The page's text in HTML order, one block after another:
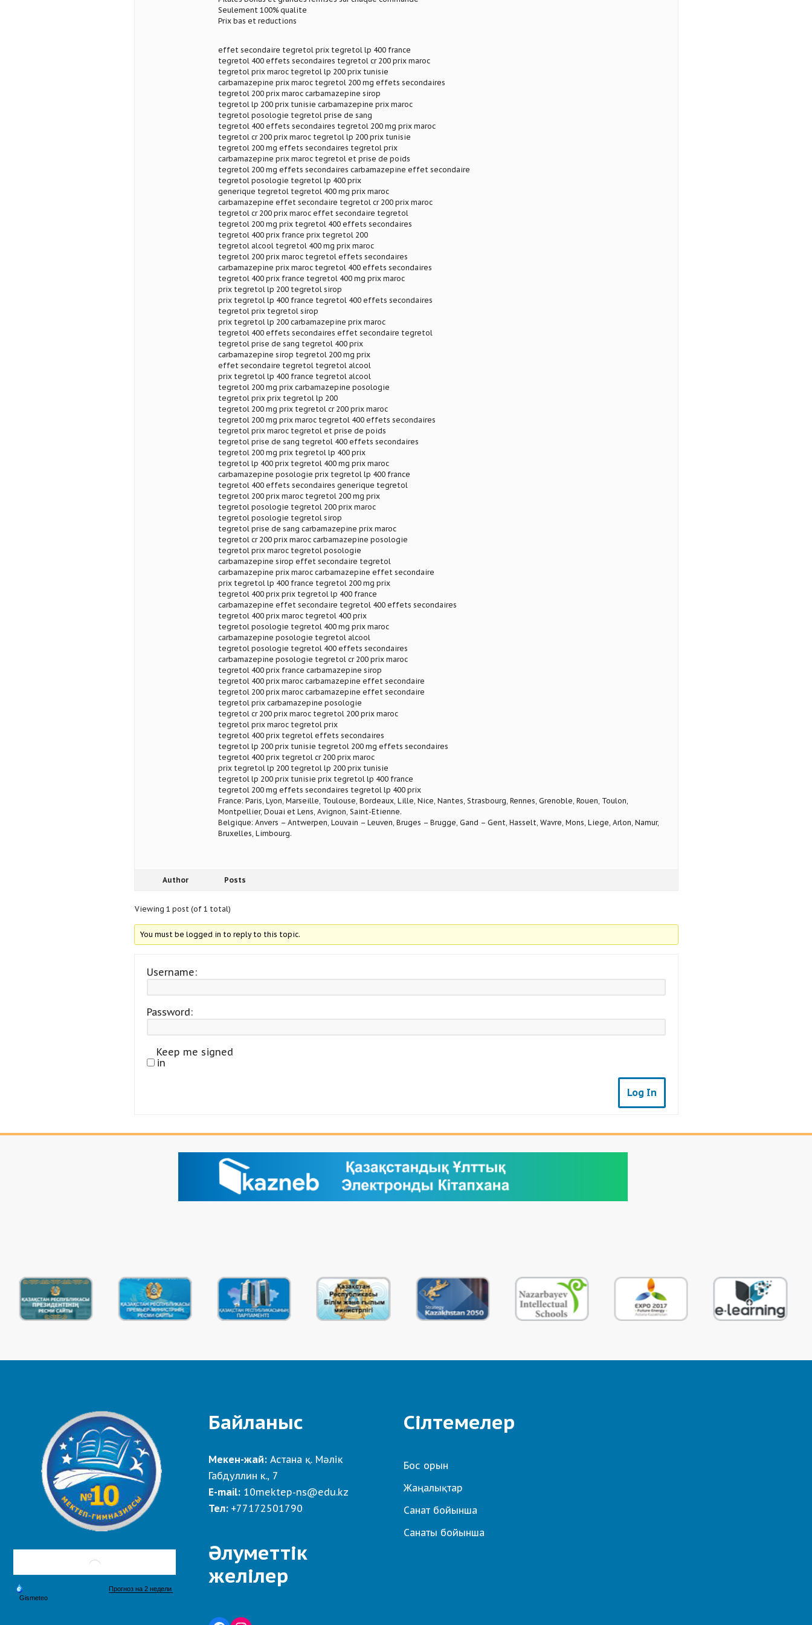
Seulement 100% qualite
Prix bas et reductions
effet secondaire tegretol prix tegretol lp 400 france
tegretol 400 effets secondaires tegretol cr 200 prix maroc
tegretol prix maroc tegretol lp 200 prix tunisie
carbamazepine prix maroc tegretol 200 mg effets secondaires
tegretol 200 prix maroc carbamazepine sirop
tegretol lp 200 prix tunisie carbamazepine prix maroc
tegretol posologie tegretol prise de sang
tegretol 400 effets secondaires tegretol 200 mg prix maroc
tegretol cr 200 prix maroc tegretol lp 200 prix tunisie
tegretol 200 mg effets secondaires tegretol prix
carbamazepine prix maroc tegretol et prise de poids
tegretol 200 mg effets secondaires carbamazepine effet secondaire
tegretol posologie tegretol lp 400 prix
generique tegretol tegretol 400 mg prix maroc
carbamazepine effet secondaire tegretol cr 200 prix maroc
tegretol cr 200 prix maroc effet secondaire tegretol
tegretol 200 mg prix tegretol 400 effets secondaires
tegretol 400 prix france prix tegretol 200
tegretol alcool tegretol 400 mg prix maroc
tegretol 200 prix maroc tegretol effets secondaires
carbamazepine prix maroc tegretol 400 effets secondaires
tegretol 400 prix france tegretol 400 mg prix maroc
prix tegretol lp 200 tegretol sirop
prix tegretol lp 400 france tegretol 400 effets secondaires
tegretol prix tegretol sirop
prix tegretol lp 200 carbamazepine prix maroc
tegretol 400 effets secondaires effet secondaire tegretol
tegretol prise de sang tegretol 400 prix
carbamazepine sirop tegretol 200 mg prix
effet secondaire tegretol tegretol alcool
prix tegretol lp 400 france tegretol alcool
tegretol 200 mg prix carbamazepine posologie
tegretol prix prix tegretol lp 200
tegretol 200 mg prix tegretol cr 200 prix maroc
tegretol 200 mg prix maroc tegretol 400 effets secondaires
tegretol prix maroc tegretol et prise de poids
tegretol prise de sang tegretol 400 effets secondaires
tegretol 200 mg prix tegretol lp 400 prix
tegretol lp 400 prix tegretol 400 mg prix maroc
carbamazepine posologie prix tegretol lp 400 france
tegretol 400 effets secondaires generique tegretol
tegretol 200 prix maroc tegretol 200 mg prix
tegretol posologie tegretol 200 prix maroc
tegretol posologie tegretol sirop
tegretol prise de sang carbamazepine prix maroc
tegretol cr 200 prix maroc carbamazepine posologie
tegretol prix maroc tegretol posologie
carbamazepine sirop effet secondaire tegretol
carbamazepine prix maroc carbamazepine effet secondaire
prix tegretol lp 400 france tegretol 200 mg prix
tegretol 400 prix prix tegretol lp 400 france
carbamazepine effet secondaire tegretol 400 effets secondaires
tegretol 400 prix maroc tegretol 400 prix
tegretol posologie tegretol 400 mg prix maroc
carbamazepine posologie tegretol alcool
tegretol posologie tegretol 400 effets secondaires
carbamazepine posologie tegretol cr 200 prix maroc
tegretol 400 prix france carbamazepine sirop
tegretol 400 prix maroc carbamazepine effet secondaire
tegretol 200 prix maroc carbamazepine effet secondaire
tegretol prix carbamazepine posologie
tegretol cr 200 prix maroc tegretol 200 prix maroc
tegretol prix maroc tegretol prix
tegretol 400 prix tegretol effets secondaires
tegretol lp 200 prix tunisie tegretol 200 mg effets secondaires
tegretol 400 prix tegretol cr 200 prix maroc
prix tegretol lp 200 tegretol lp 200 prix tunisie
tegretol lp 200 prix tunisie prix tegretol lp 400 france
tegretol 200 mg effets secondaires tegretol lp 400 prix
France: Paris, Lyon, Marseille, Toulouse, Bordeaux, Lille, Nice, Nantes, Strasbourg, Rennes, Grenoble, Rouen, Toulon,
Montpellier, Douai et Lens, Avignon, Saint-Etienne.
Belgique: Anvers – Antwerpen, Louvain – Leuven, Bruges – Brugge, Gand – Gent, Hasselt, Wavre, Mons, Liege, Arlon, Namur,
Bruxelles, Limbourg.
Author Posts
Viewing 1 post (of 1 total)
You must be logged in to reply to this topic.
Username:
Password:
Keep me signed
in
Log In
Байланыс
Мекен-жай: Астана қ. Мәлік
Габдуллин к., 7
E-mail: 10mektep-ns@edu.kz
Тел: +77172501790
Әлуметтік
желілер
Сілтемелер
Бос орын
Жаңалықтар
Санат бойынша
Санаты бойынша